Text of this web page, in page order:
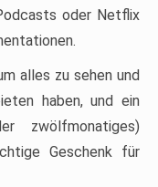
oder Netflix
alles zu sehen und
haben, und ein
zwölfmonatiges)
Geschenk für